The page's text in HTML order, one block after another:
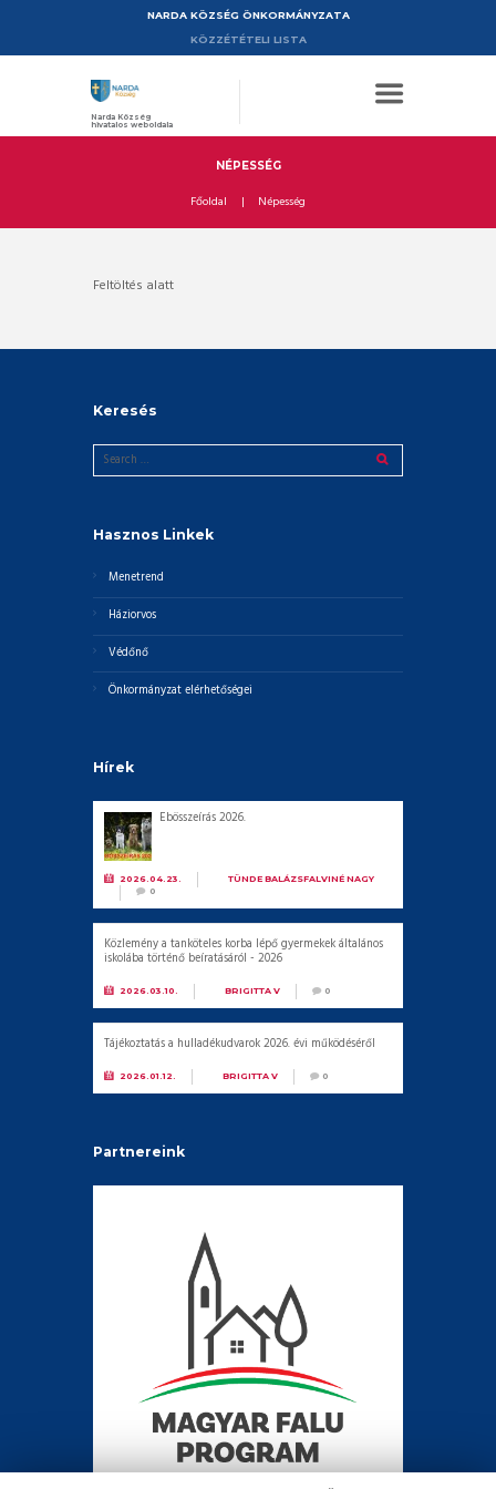
NARDA KÖZSÉG ÖNKORMÁNYZATA
KÖZZÉTÉTELI LISTA
Narda Község
hivatalos weboldala
NÉPESSÉG
Főoldal Népesség
Feltöltés alatt
Keresés
Hasznos Linkek
Menetrend
Háziorvos
Védőnő
Önkormányzat elérhetőségei
Hírek
Ebösszeírás 2026.
2026.04.23.
TÜNDE BALÁZSFALVINÉ NAGY
0
Közlemény a tanköteles korba lépő gyermekek általános
iskolába történő beíratásáról - 2026
2026.03.10. BRIGITTA V 0
Tájékoztatás a hulladékudvarok 2026. évi működéséről
2026.01.12. BRIGITTA V 0
Partnereink